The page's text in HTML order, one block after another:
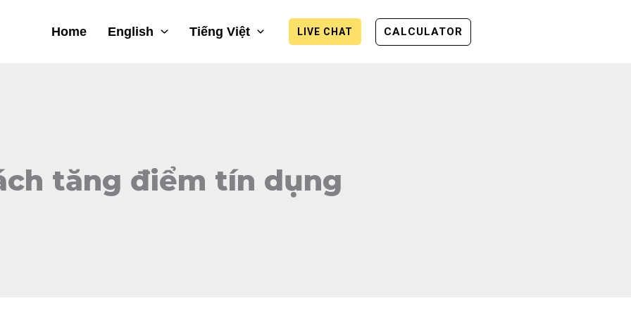
Home English Tiếng Việt LIVE CHAT CALCULATOR
tăng điểm tín dụng